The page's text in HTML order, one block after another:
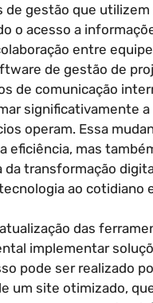
de gestão que utilizem
o acesso a
entre
de gestão de
de comunicação
significativamente a
operam. Essa
eficiência, mas
da transformação
ao cotidiano
das
implementar
pode ser realizado
um site otimizado,